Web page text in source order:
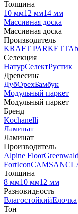
Толщина
10 мм12 мм14 мм
Массивная доска
Массивная доска
Производитель
KRAFT PARKETT
Селекция
НатурСелектРустик
Древесина
ДубОрехБамбук
Модульный паркет
Модульный паркет
Бренд
Kochanelli
Ламинат
Ламинат
Производитель
Alpine FloorGreenwald
FortIconCAMSAN
Толщина
8 мм10 мм12 мм
Разновидность
ВлагостойкийЕлочка
Тон